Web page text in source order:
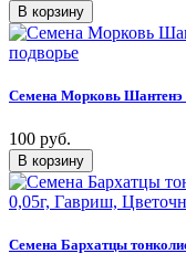
Семена Морковь Шантенэ
100 руб.
Семена Бархатцы